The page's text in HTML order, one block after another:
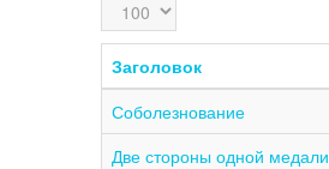
заголовку
во
строк:
Заголовок
Соболезнование
Две стороны одной